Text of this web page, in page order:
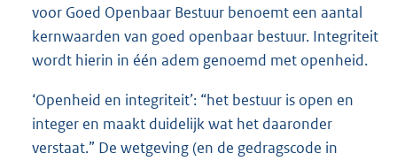
voor Goed Openbaar Bestuur benoemt een aantal
kernwaarden van goed openbaar bestuur. Integriteit
wordt hierin in één adem genoemd met openheid.
‘Openheid en integriteit’: “het bestuur is open en
integer en maakt duidelijk wat het daaronder
verstaat.” De wetgeving (en de gedragscode in